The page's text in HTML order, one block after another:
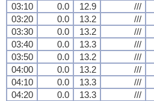
03:10
0.0 12.9 ///
03:20
0.0 13.2 ///
03:30
0.0 13.2 ///
03:40
0.0 13.3 ///
03:50
0.0 13.2 ///
04:00
0.0 13.2 ///
04:10
0.0 13.3 ///
04:20
0.0 13.3 ///